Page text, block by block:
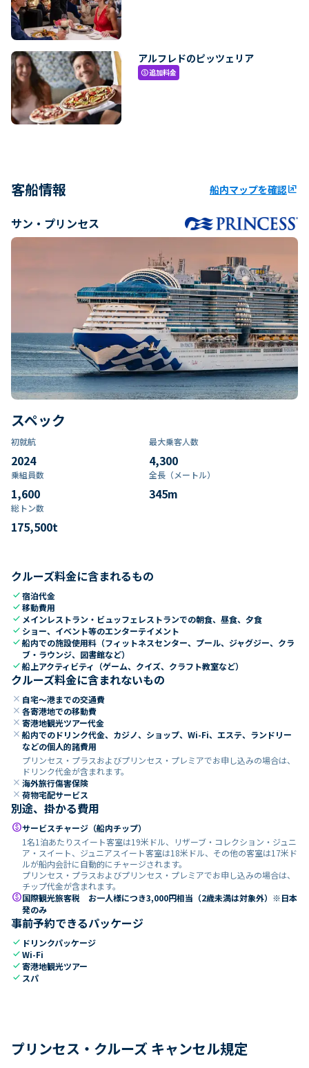
アルフレドのピッツェリア
paid追加料金
客船情報 船内マップを確認ungroup
サン・プリンセス
スペック
初就航
2024
最大乗客人数
4,300
乗組員数​
1,600
全長（メートル）
345m
総トン数​
175,500t
クルーズ料金に含まれるもの
check宿泊代金
check移動費用
check メインレストラン・ビュッフェレストランでの朝食、昼食、夕食
check ショー、イベント等のエンターテイメント
check船内での施設使用料（フィットネスセンター、プール、ジャグジー、クラ
ブ・ラウンジ、図書館など）
check船上アクティビティ（ゲーム、クイズ、クラフト教室など）
クルーズ料金に含まれないもの
close 自宅～港までの交通費
close 各寄港地での移動費
close 寄港地観光ツアー代金
close 船内でのドリンク代金、カジノ、ショップ、Wi-Fi、エステ、ランドリー
などの個人的諸費用
プリンセス・プラスおよびプリンセス・プレミアでお申し込みの場合は、
ドリンク代金が含まれます。
close 海外旅行傷害保険
close 荷物宅配サービス
別途、掛かる費用
paidサービスチャージ（船内チップ）
1名1泊あたりスイート客室は19米ドル、リザーブ・コレクション・ジュニ
ア・スイート、ジュニアスイート客室は18米ドル、その他の客室は17米ド
ルが船内会計に自動的にチャージされます。
プリンセス・プラスおよびプリンセス・プレミアでお申し込みの場合は、
チップ代金が含まれます。
paid国際観光旅客税 お一人様につき3,000円相当（2歳未満は対象外）※日本
発のみ
事前予約できるパッケージ
check ドリンクパッケージ
checkWi-Fi
check寄港地観光ツアー
check スパ
プリンセス・クルーズ キャンセル規定